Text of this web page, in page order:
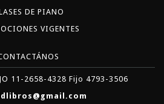
DE PIANO
VIGENTES
11-2658-4328 Fijo 4793-3506